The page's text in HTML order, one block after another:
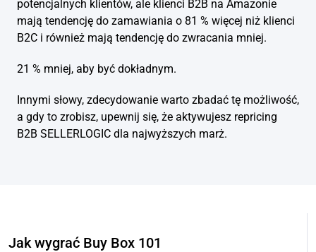
potencjalnych klientów, ale klienci B2B na Amazonie
mają tendencję do zamawiania o 81 % więcej niż klienci
B2C i również mają tendencję do zwracania mniej.
21 % mniej, aby być dokładnym.
Innymi słowy, zdecydowanie warto zbadać tę możliwość,
a gdy to zrobisz, upewnij się, że aktywujesz repricing
B2B SELLERLOGIC dla najwyższych marż.
Jak wygrać Buy Box 101